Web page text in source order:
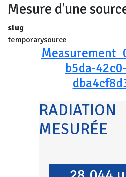
Mesure d'une
slug
temporarysource
b5da-
RADIATION
MESURÉE